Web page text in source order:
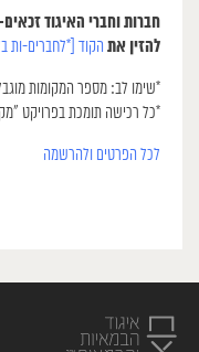
חברות וחברי האיגוד
להזין את הקוד [*לחברים-ות
*שימו לב: מספר המקומות
*כל רכישה תומכת בפרויקט
לכל הפרטים ולהרשמה